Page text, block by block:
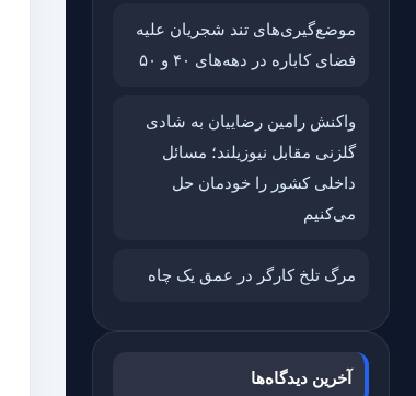
موضع‌گیری‌های تند شجریان علیه
فضای کاباره در دهه‌های ۴۰ و ۵۰
واکنش رامین رضاییان به شادی
گلزنی مقابل نیوزیلند؛ مسائل
داخلی کشور را خودمان حل
می‌کنیم
مرگ تلخ کارگر در عمق یک چاه
آخرین دیدگاه‌ها